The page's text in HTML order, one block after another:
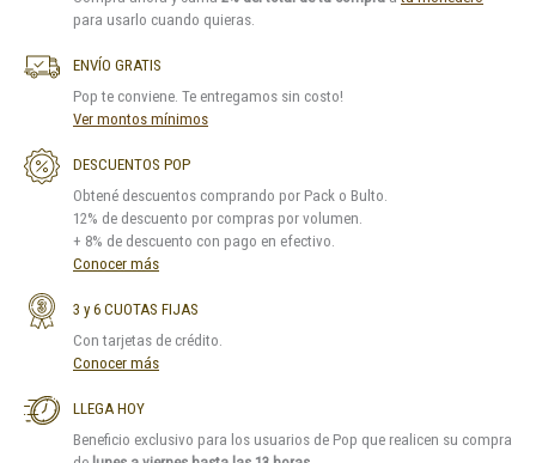
para usarlo cuando quieras.
ENVÍO GRATIS
Pop te conviene. Te entregamos sin costo!
Ver montos mínimos
DESCUENTOS POP
Obtené descuentos comprando por Pack o Bulto.
12% de descuento por compras por volumen.
+ 8% de descuento con pago en efectivo.
Conocer más
3 y 6 CUOTAS FIJAS
Con tarjetas de crédito.
Conocer más
LLEGA HOY
Beneficio exclusivo para los usuarios de Pop que realicen su compra